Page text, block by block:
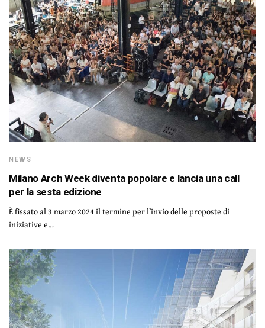
NEWS
Milano Arch Week diventa popolare e lancia una call
per la sesta edizione
È fissato al 3 marzo 2024 il termine per l’invio delle proposte di
iniziative e…